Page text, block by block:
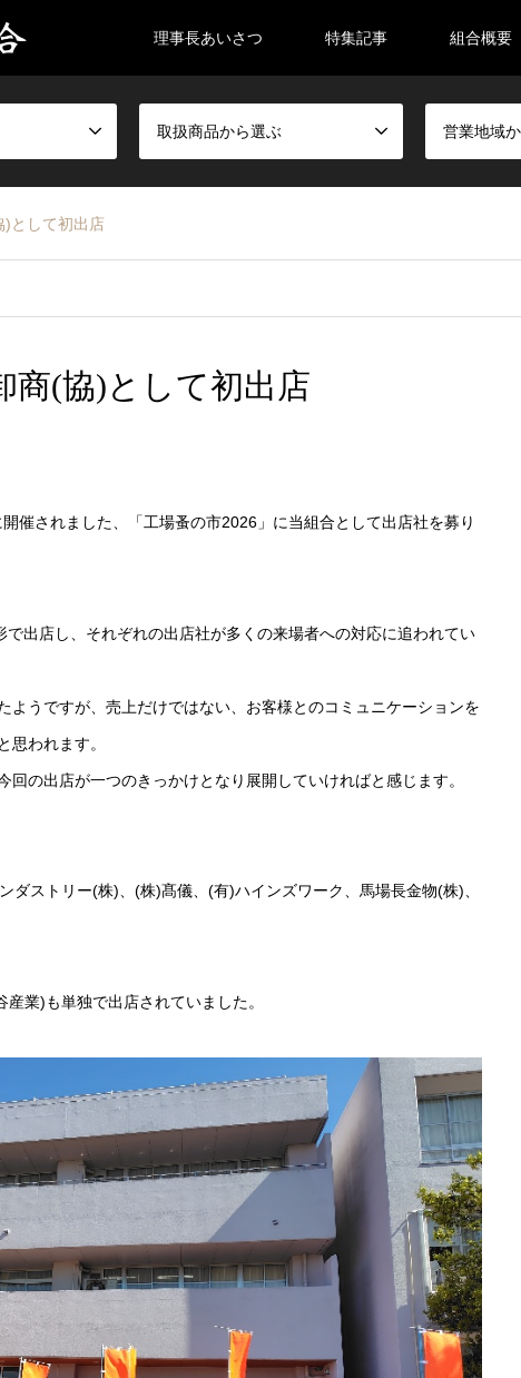
理事長あいさつ 特集記事 組合概要
取扱商品から選ぶ 営業地域
)として初出店
商(協)として初出店
催されました、「工場蚤の市2026」に当組合として出店社を募り
出店し、それぞれの出店社が多くの来場者への対応に追われてい
うですが、売上だけではない、お客様とのコミュニケーションを
思われます。
の出店が一つのきっかけとなり展開していければと感じます。
ストリー(株)、(株)髙儀、(有)ハインズワーク、馬場長金物(株)、
業)も単独で出店されていました。